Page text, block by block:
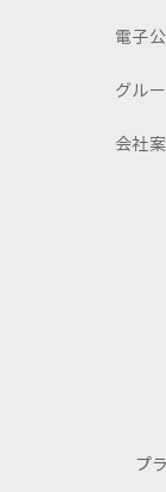
電子
グル
会社
プ